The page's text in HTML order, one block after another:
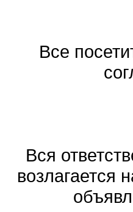
Все
Вся
возлагается